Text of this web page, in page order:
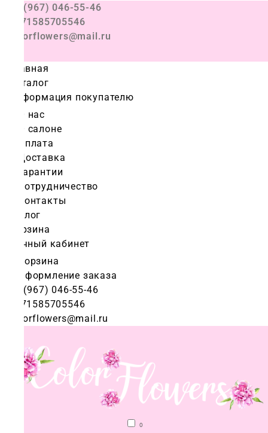
+7 (967) 046-55-46
+971585705546
colorflowers@mail.ru
Главная
Каталог
Информация покупателю
О нас
О салоне
Оплата
Доставка
Гарантии
Сотрудничество
Контакты
Блог
Корзина
Личный кабинет
Корзина
Оформление заказа
+7 (967) 046-55-46
+971585705546
colorflowers@mail.ru
0